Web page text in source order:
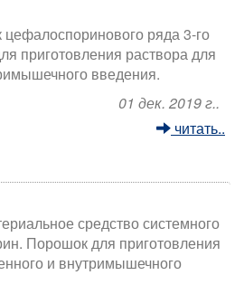
ряда 3-го
приготовления раствора для
введения.
01 дек. 2019 г..
читать..
средство системного
Порошок для приготовления
и внутримышечного